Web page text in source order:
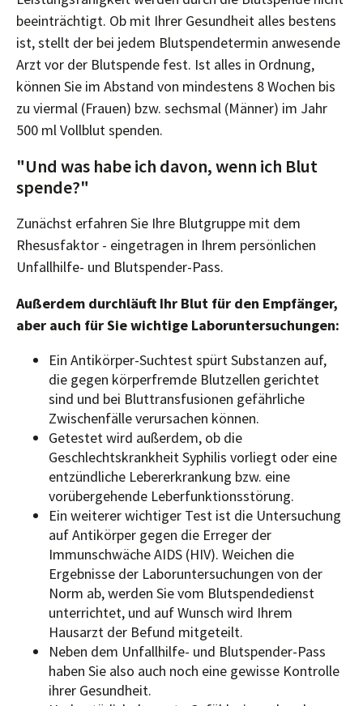
beeinträchtigt. Ob mit Ihrer Gesundheit alles bestens
ist, stellt der bei jedem Blutspendetermin anwesende
Arzt vor der Blutspende fest. Ist alles in Ordnung,
können Sie im Abstand von mindestens 8 Wochen bis
zu viermal (Frauen) bzw. sechsmal (Männer) im Jahr
500 ml Vollblut spenden.
"Und was habe ich davon, wenn ich Blut
spende?"
Zunächst erfahren Sie Ihre Blutgruppe mit dem
Rhesusfaktor - eingetragen in Ihrem persönlichen
Unfallhilfe- und Blutspender-Pass.
Außerdem durchläuft Ihr Blut für den Empfänger,
aber auch für Sie wichtige Laboruntersuchungen:
Ein Antikörper-Suchtest spürt Substanzen auf,
die gegen körperfremde Blutzellen gerichtet
sind und bei Bluttransfusionen gefährliche
Zwischenfälle verursachen können.
Getestet wird außerdem, ob die
Geschlechtskrankheit Syphilis vorliegt oder eine
entzündliche Lebererkrankung bzw. eine
vorübergehende Leberfunktionsstörung.
Ein weiterer wichtiger Test ist die Untersuchung
auf Antikörper gegen die Erreger der
Immunschwäche AIDS (HIV). Weichen die
Ergebnisse der Laboruntersuchungen von der
Norm ab, werden Sie vom Blutspendedienst
unterrichtet, und auf Wunsch wird Ihrem
Hausarzt der Befund mitgeteilt.
Neben dem Unfallhilfe- und Blutspender-Pass
haben Sie also auch noch eine gewisse Kontrolle
ihrer Gesundheit.